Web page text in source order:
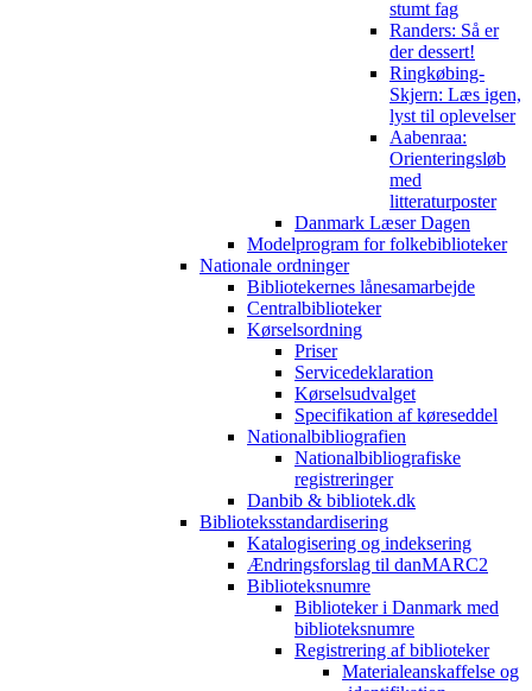
stumt fag
Randers: Så er
der dessert!
Ringkøbing-
Skjern: Læs igen,
lyst til oplevelser
Aabenraa:
Orienteringsløb
med
litteraturposter
Danmark Læser Dagen
Modelprogram for folkebiblioteker
Nationale ordninger
Bibliotekernes lånesamarbejde
Centralbiblioteker
Kørselsordning
Priser
Servicedeklaration
Kørselsudvalget
Specifikation af køreseddel
Nationalbibliografien
Nationalbibliografiske
registreringer
Danbib & bibliotek.dk
Biblioteksstandardisering
Katalogisering og indeksering
Ændringsforslag til danMARC2
Biblioteksnumre
Biblioteker i Danmark med
biblioteksnumre
Registrering af biblioteker
Materialeanskaffelse og